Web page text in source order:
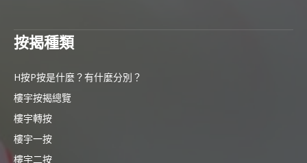
按揭種類
H按P按是什麼？有什麼分別？
樓宇按揭總覽
樓宇轉按
樓宇一按
樓宇二按